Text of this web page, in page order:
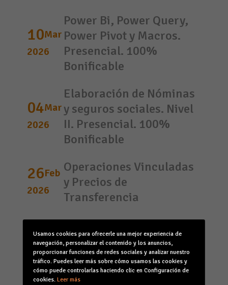
10Mar
2026
Power Bi, Power Query,
Power Pivot y Macros.
Presencial. 100%
Bonificable
04Mar
2026
Elaboración de Nóminas
y seguros sociales. Nivel
II. Presencial. 100%
Bonificable
26Feb
2026
Operaciones Vinculadas
y Precios de
Transferencia
25Feb
2026
De Clientes a Fans: Crea
experiencias
memorables de servicio
Usamos cookies para ofrecerle una mejor experiencia de
navegación, personalizar el contenido y los anuncios,
proporcionar funciones de redes sociales y analizar nuestro
tráfico. Puedes leer más sobre cómo usamos las cookies y
cómo puede controlarlas haciendo clic en Configuración de
cookies. Leer más